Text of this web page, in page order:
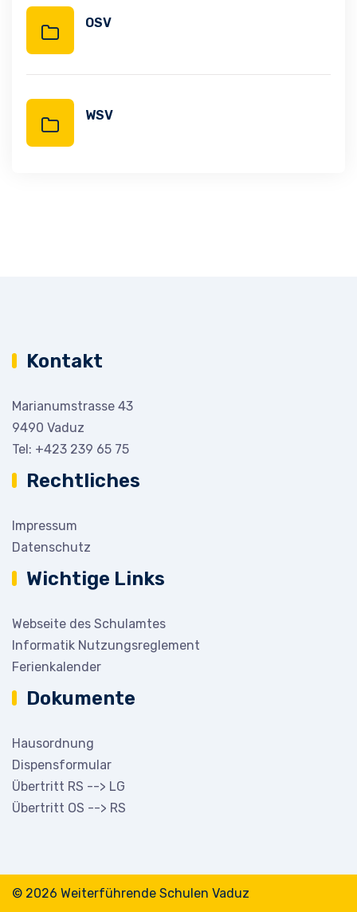
OSV
WSV
Kontakt
Marianumstrasse 43
9490 Vaduz
Tel: +423 239 65 75
Rechtliches
Impressum
Datenschutz
Wichtige Links
Webseite des Schulamtes
Informatik Nutzungsreglement
Ferienkalender
Dokumente
Hausordnung
Dispensformular
Übertritt RS --> LG
Übertritt OS --> RS
© 2026 Weiterführende Schulen Vaduz